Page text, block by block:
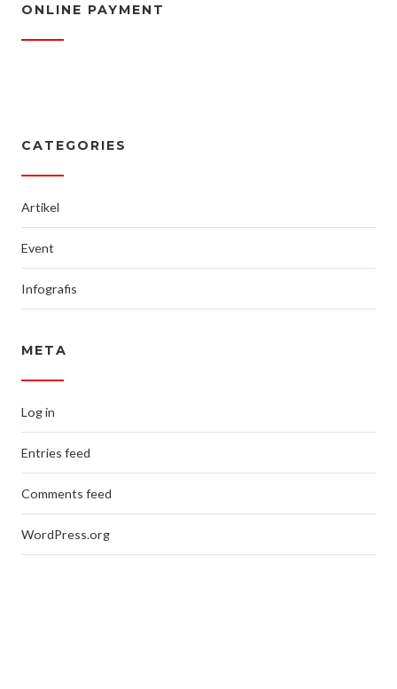
ONLINE PAYMENT
CATEGORIES
Artikel
Event
Infografis
META
Log in
Entries feed
Comments feed
WordPress.org